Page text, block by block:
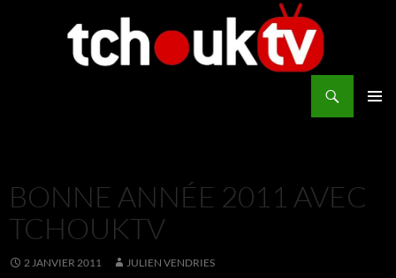
BONNE ANNÉE 2011 AVEC
TCHOUKTV
2 JANVIER 2011 JULIEN VENDRIES